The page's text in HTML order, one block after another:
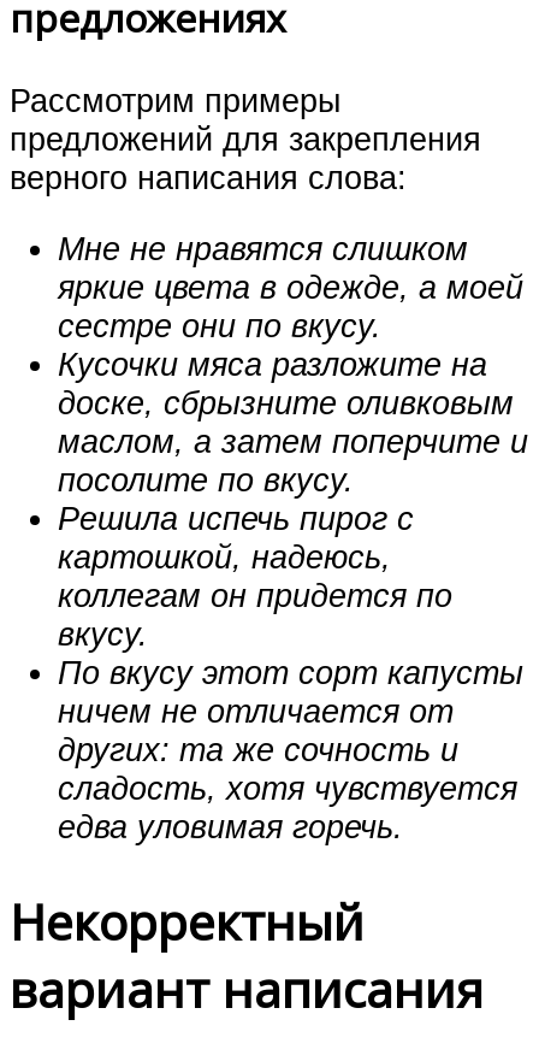
предложениях
Рассмотрим примеры
предложений для закрепления
верного написания слова:
Мне не нравятся слишком
яркие цвета в одежде, а моей
сестре они по вкусу.
Кусочки мяса разложите на
доске, сбрызните оливковым
маслом, а затем поперчите и
посолите по вкусу.
Решила испечь пирог с
картошкой, надеюсь,
коллегам он придется по
вкусу.
По вкусу этот сорт капусты
ничем не отличается от
других: та же сочность и
сладость, хотя чувствуется
едва уловимая горечь.
Некорректный
вариант написания